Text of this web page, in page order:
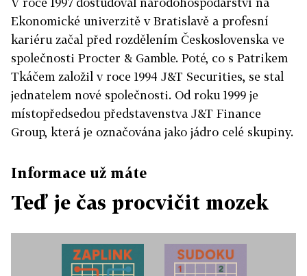
Ekonomické univerzitě v Bratislavě a profesní
kariéru začal před rozdělením Československa ve
společnosti Procter & Gamble. Poté, co s Patrikem
Tkáčem založil v roce 1994 J&T Securities, se stal
jednatelem nové společnosti. Od roku 1999 je
místopředsedou představenstva J&T Finance
Group, která je označována jako jádro celé skupiny.
Informace už máte
Teď je čas procvičit mozek